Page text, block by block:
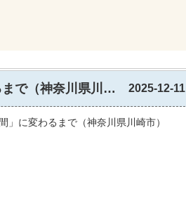
冬の寒さを解消！広々浴室が「毎日楽しみな空間」に変わるまで（神奈川県川崎市） 2025-12-11
に変わるまで（神奈川県川崎市）